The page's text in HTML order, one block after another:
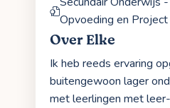
Opvoeding en
Over Elke
Ik heb reeds ervaring
buitengewoon lager
met leerlingen met